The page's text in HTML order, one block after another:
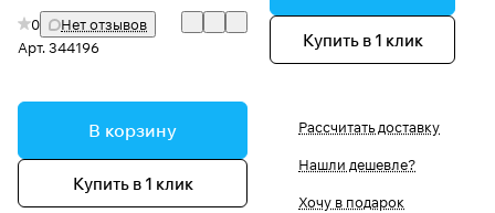
0
Нет отзывов
Арт.344196
В корзину
Купить в 1 клик
Купить в 1 клик
Рассчитать доставку
Нашли дешевле?
Хочу в подарок